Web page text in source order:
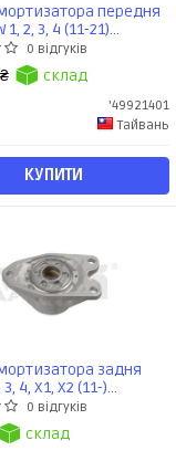
передня
1, 2, 3, 4 (11-21)
VIKA
0 відгуків
₴ склад
'49921401
Тайвань
КУПИТИ
задня
3, 4, X1, X2 (11-)
VIKA0 відгуків
склад